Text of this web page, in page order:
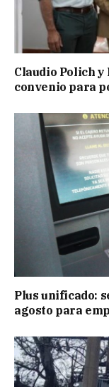
Claudio Polich
convenio para
Plus unificado:
agosto para